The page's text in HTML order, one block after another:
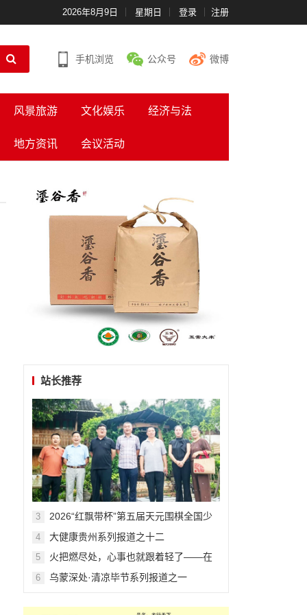
2026年8月9日 星期日 登录 注册
手机浏览 公众号 微博
风景旅游 文化娱乐 经济与法
地方资讯 会议活动
站长推荐
3
​​​​​​​2026“红飘带杯”第五届天元围棋全国少
4 大健康贵州系列报道之十二
5
火把燃尽处，心事也就跟着轻了——在
6 乌蒙深处·清凉毕节系列报道之一